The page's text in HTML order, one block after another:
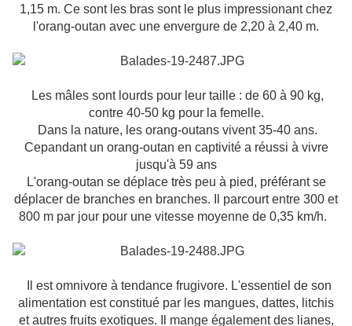
1,15 m. Ce sont les bras sont le plus impressionant chez
l'orang-outan avec une envergure de 2,20 à 2,40 m.
Les mâles sont lourds pour leur taille : de 60 à 90 kg,
contre 40-50 kg pour la femelle.
Dans la nature, les orang-outans vivent 35-40 ans.
Cepandant un orang-outan en captivité a réussi à vivre
jusqu'à 59 ans
L'orang-outan se déplace très peu à pied, préférant se
déplacer de branches en branches. Il parcourt entre 300 et
800 m par jour pour une vitesse moyenne de 0,35 km/h.
Il est omnivore à tendance frugivore. L'essentiel de son
alimentation est constitué par les mangues, dattes, litchis
et autres fruits exotiques. Il mange également des lianes,